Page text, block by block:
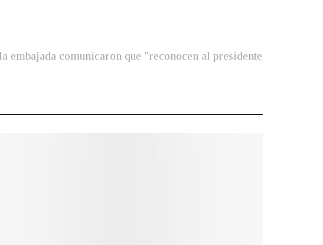
embajada comunicaron que "reconocen al presidente